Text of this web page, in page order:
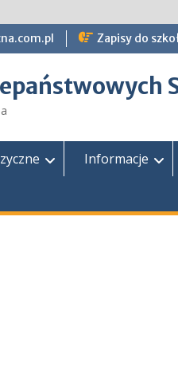
Zapisy do
Informacje